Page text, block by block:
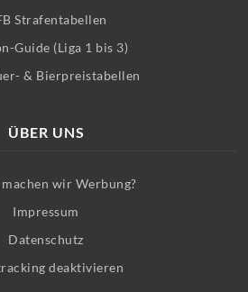
Strafentabellen
Guide (Liga 1 bis 3)
& Bierpreistabellen
ÜBER UNS
wir Werbung?
Impressum
Datenschutz
deaktivieren